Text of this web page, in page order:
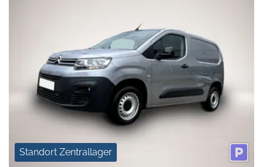
Standort Zentrallager